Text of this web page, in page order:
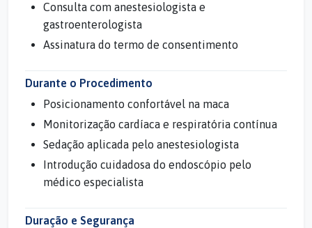
Consulta com anestesiologista e
gastroenterologista
Assinatura do termo de consentimento
Durante o Procedimento
Posicionamento confortável na maca
Monitorização cardíaca e respiratória contínua
Sedação aplicada pelo anestesiologista
Introdução cuidadosa do endoscópio pelo
médico especialista
Duração e Segurança